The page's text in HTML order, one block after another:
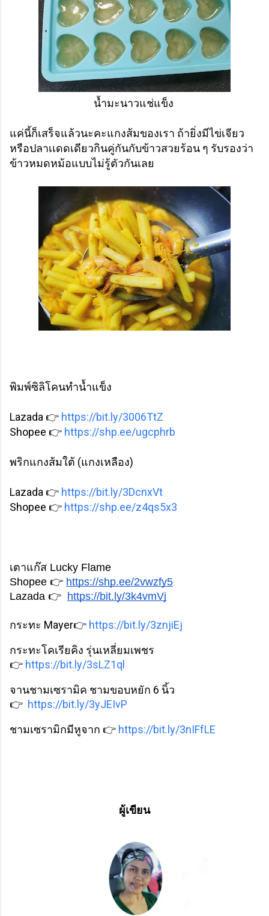
น้ำมะนาวแช่แข็ง
แค่นี้ก็เสร็จแล้วนะคะแกงส้มของเรา ถ้ายิ่งมีไข่เจียว
หรือปลาเเดดเดียวกินคู่กันกับข้าวสวยร้อน ๆ รับรองว่า
ข้าวหมดหม้อแบบไม่รู้ตัวกันเลย
พิมพ์ซิลิโคนทำน้ำแข็ง
Lazada 👉 https://bit.ly/3006TtZ
Shopee 👉 https://shp.ee/ugcphrb
พริกแกงส้มใต้ (แกงเหลือง)
Lazada 👉 https://bit.ly/3DcnxVt
Shopee 👉 https://shp.ee/z4qs5x3
เตาแก๊ส Lucky Flame
Shopee 👉 https://shp.ee/2vwzfy5
Lazada 👉 https://bit.ly/3k4vmVj
กระทะ Mayer👉 https://bit.ly/3znjiEj
กระทะโคเรียคิง รุ่นเหลี่ยมเพชร
👉 https://bit.ly/3sLZ1ql
จานชามเซรามิค ชามขอบหยัก 6 นิ้ว
👉 https://bit.ly/3yJEIvP
ชามเซรามิกมีหูจาก 👉 https://bit.ly/3nIFfLE
ผู้เขียน